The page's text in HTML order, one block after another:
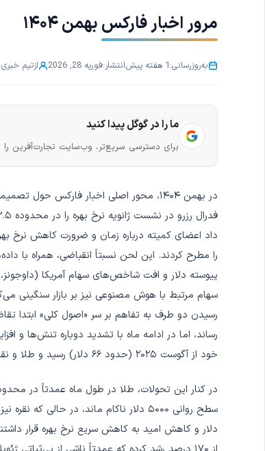
مرور اخبار فارکس بهمن ۱۴۰۴
به‌روزرسانی:1 هفته پیش انتشار:فوریه 28, 2026 ازتیم خبری
ما را در گوگل پیدا کنید
برای دسترسی سریع‌تر، وب‌سایت تجارت‌آفرین را
در بهمن ۱۴۰۴، محور اصلی اخبار فارکس
داد اعضای کمیته درباره زمان و ضرورت کاهش نرخ
را مطرح کردند. این لحن نسبتاً انقباضی، همراه با
پیوسته دلار و افت شاخص‌های سهام آمریکا (داوجونز،
سهام مرتبط با هوش مصنوعی نیز بر بازار سنگینی
خود از آگوست ۲۰۲۵ (حدود ۶۶ دلار) رسید و طلا و نقره نیز بخشی از حمایت دارایی امن را بازیافتند.
دلار و کاهش امید به کاهش سریع نرخ بهره قرار